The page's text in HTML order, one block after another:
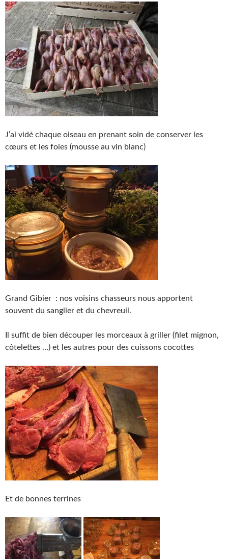
J’ai vidé chaque oiseau en prenant soin de conserver les
cœurs et les foies (mousse au vin blanc)
Grand Gibier : nos voisins chasseurs nous apportent
souvent du sanglier et du chevreuil.
Il suffit de bien découper les morceaux à griller (filet mignon,
côtelettes …) et les autres pour des cuissons cocottes
Et de bonnes terrines